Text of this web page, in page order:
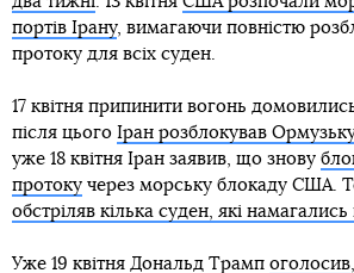
портів Ірану, вимагаючи повністю
протоку для всіх суден.
17 квітня припинити вогонь
після цього Іран розблокував
уже 18 квітня Іран заявив, що знову
протоку через морську блокаду США.
обстріляв кілька суден, які
Уже 19 квітня Дональд Трамп оголосив